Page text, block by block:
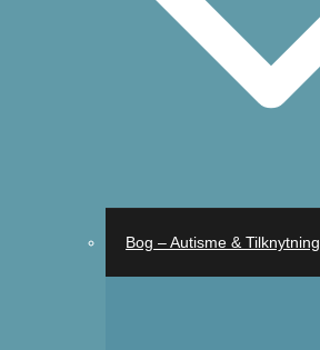
Bog – Autisme & Tilknytning